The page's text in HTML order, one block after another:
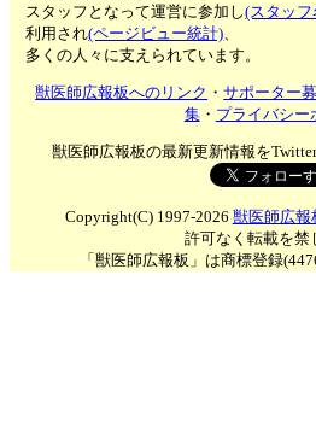
スタッフとなって運営に参加し(スタッフ
利用され(ページビュー統計)、
多くの人々に支えられています。
獣医師広報板へのリンク ・サポーター
集・ プライバシー
獣医師広報板の最新更新情報を
Copyright(C) 1997-2026 獣医師広報
許可なく転載を禁
「獣医師広報板」は商標登録